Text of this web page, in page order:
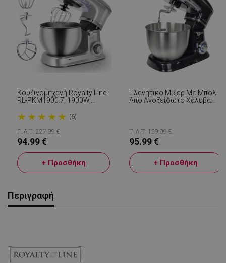
Κουζινομηχανή Royalty Line
RL-PKM1900.7, 1900W,
Λίτρα, 6 Επίπεδα Ταχύτητας
Εξαρτήματα, Ασημί
★ ★ ★ ★ ★ (6)
Π.Λ.Τ: 227.99 €
94.99 €
+ Προσθήκη
Πλανητικό Μίξερ Με Μπολ
Από Ανοξείδωτο Χάλυβα
Προσαρτήματα, Μαύρο
Π.Λ.Τ: 159.99 €
95.99 €
+ Προσθήκη
Περιγραφή